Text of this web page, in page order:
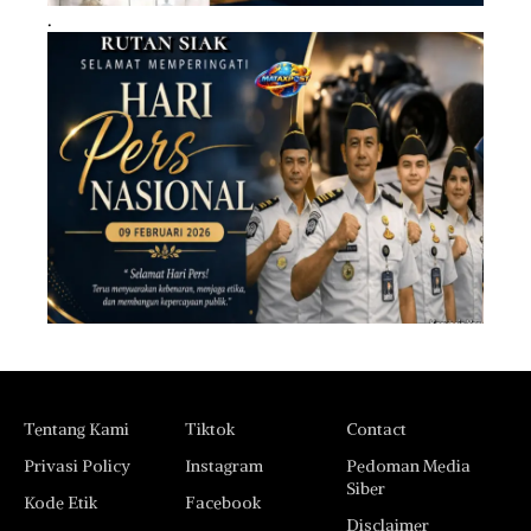
.
Tentang Kami
Privasi Policy
Kode Etik
Tiktok
Instagram
Facebook
Contact
Pedoman Media
Siber
Disclaimer